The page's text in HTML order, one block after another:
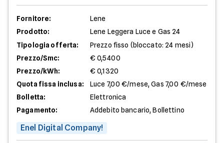
Fornitore:
Lene
Prodotto:
Lene Leggera Luce e Gas 24
Tipologia offerta:
Prezzo fisso (bloccato: 24 mesi)
Prezzo/Smc:
€ 0,5400
Prezzo/kWh:
€ 0,1320
Quota fissa inclusa:
Luce 7,00 €/mese, Gas 7,00 €/mese
Bolletta:
Elettronica
Pagamento:
Addebito bancario, Bollettino
Enel Digital Company!